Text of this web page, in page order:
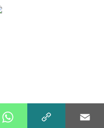
Faits Sur Gruikui (Pokémon)